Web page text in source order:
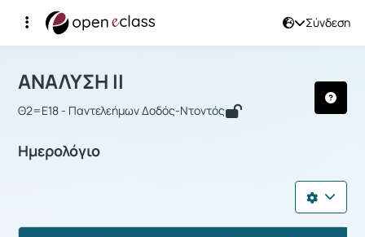
Σύνδεση
Μάθημα : ΑΝΑΛΥΣΗ ΙΙ
ΑΝΑΛΥΣΗ ΙΙ
Θ2=Ε18 - Παντελεήμων Δοδός-Ντοντός
Ημερολόγιο